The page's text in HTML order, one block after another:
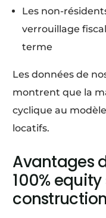
Les non-
verrouillage
terme
Les données de
montrent que la
cyclique au
locatifs.
Avantages
100%
construction